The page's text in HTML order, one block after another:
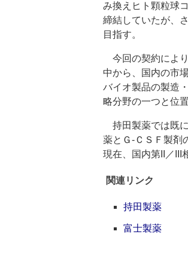
み換えヒト顆粒球
締結していたが、
目指す。
今回の契約によ
中から、国内の市
バイオ製品の製造
略分野の一つと位
持田製薬では既
薬とＧ‐ＣＳＦ製剤
現在、国内第II／III
関連リンク
持田製薬
富士製薬